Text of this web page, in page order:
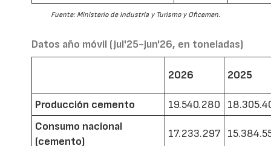
Fuente: Ministerio de Industria y Turismo y Oficemen.
Datos año móvil (jul'25-jun'26, en toneladas)
2026 2025
Producción cemento 19.540.280
Consumo nacional
(cemento)
17.233.297